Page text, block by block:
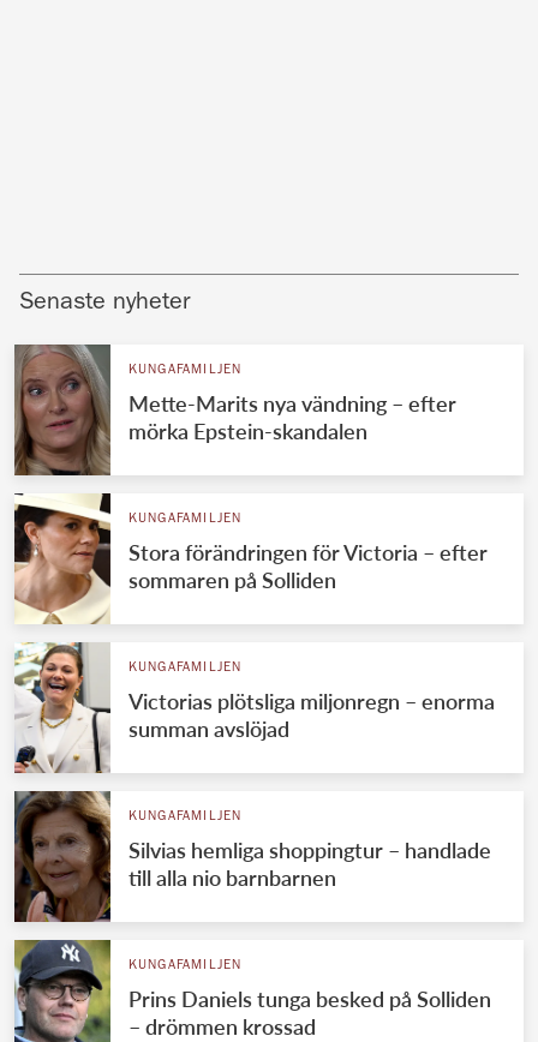
Senaste nyheter
KUNGAFAMILJEN
Mette-Marits nya vändning – efter
mörka Epstein-skandalen
KUNGAFAMILJEN
Stora förändringen för Victoria – efter
sommaren på Solliden
KUNGAFAMILJEN
Victorias plötsliga miljonregn – enorma
summan avslöjad
KUNGAFAMILJEN
Silvias hemliga shoppingtur – handlade
till alla nio barnbarnen
KUNGAFAMILJEN
Prins Daniels tunga besked på Solliden
– drömmen krossad